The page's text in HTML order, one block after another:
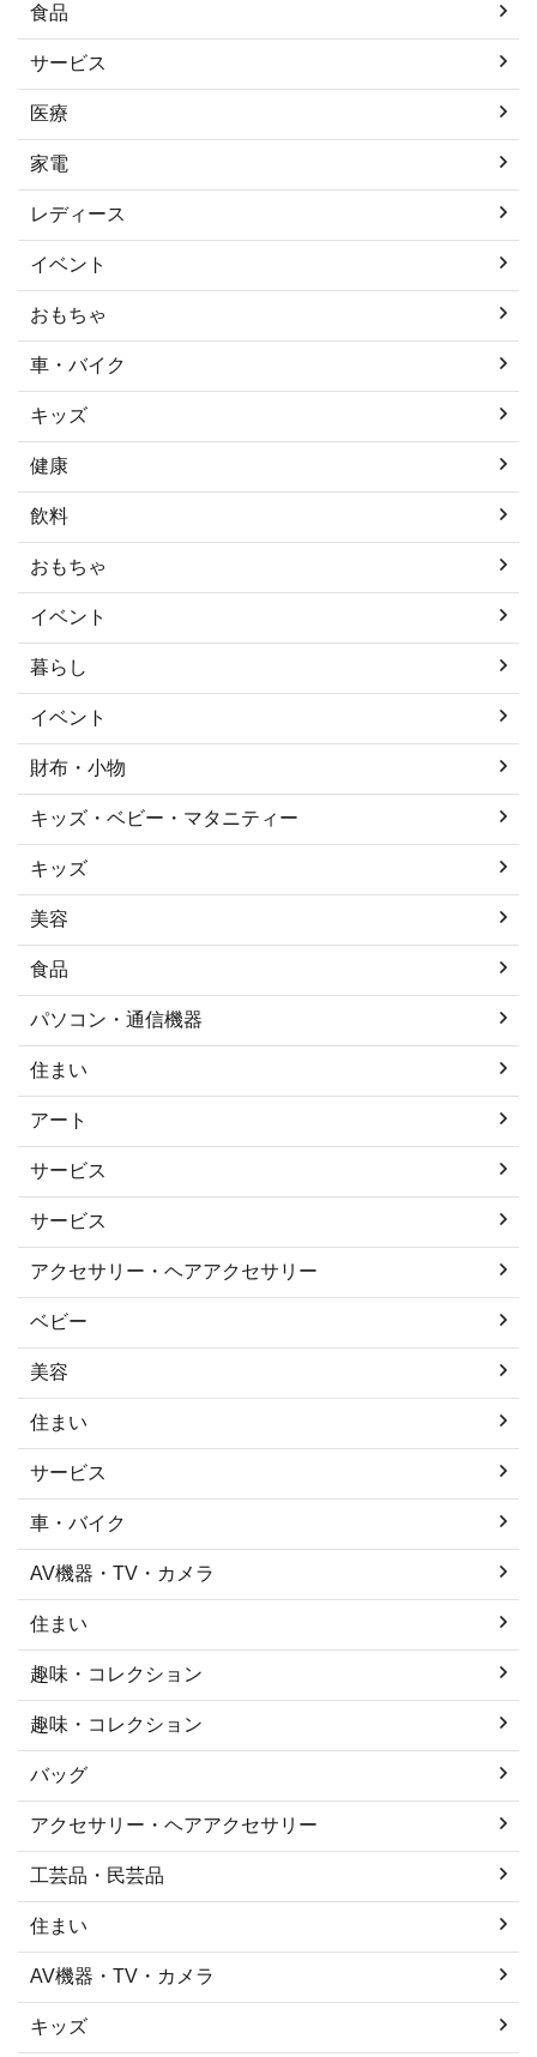
食品
サービス
医療
家電
レディース
イベント
おもちゃ
車・バイク
キッズ
健康
飲料
おもちゃ
イベント
暮らし
イベント
財布・小物
キッズ・ベビー・マタニティー
キッズ
美容
食品
パソコン・通信機器
住まい
アート
サービス
サービス
アクセサリー・ヘアアクセサリー
ベビー
美容
住まい
サービス
車・バイク
AV機器・TV・カメラ
住まい
趣味・コレクション
趣味・コレクション
バッグ
アクセサリー・ヘアアクセサリー
工芸品・民芸品
住まい
AV機器・TV・カメラ
キッズ